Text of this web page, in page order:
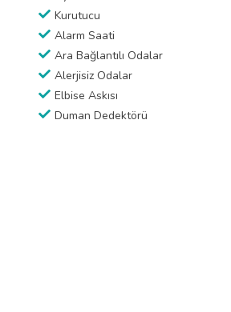
Kurutucu
Alarm Saati
Ara Bağlantılı Odalar
Alerjisiz Odalar
Elbise Askısı
Duman Dedektörü